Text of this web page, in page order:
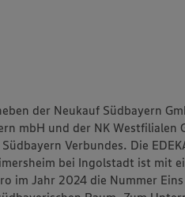
der Neukauf Südbayern
mbH und der NK Westfilialen
Verbundes. Die
bei Ingolstadt ist mit
im Jahr 2024 die Nummer